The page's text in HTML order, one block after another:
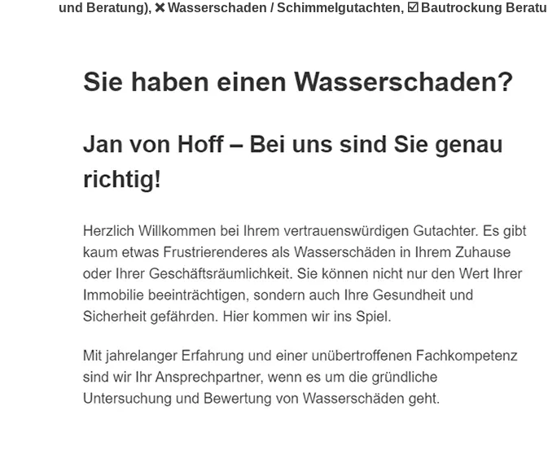
und Beratung), ❌ Wasserschaden / Schimmelgutachten, ☑️ Bautrockung